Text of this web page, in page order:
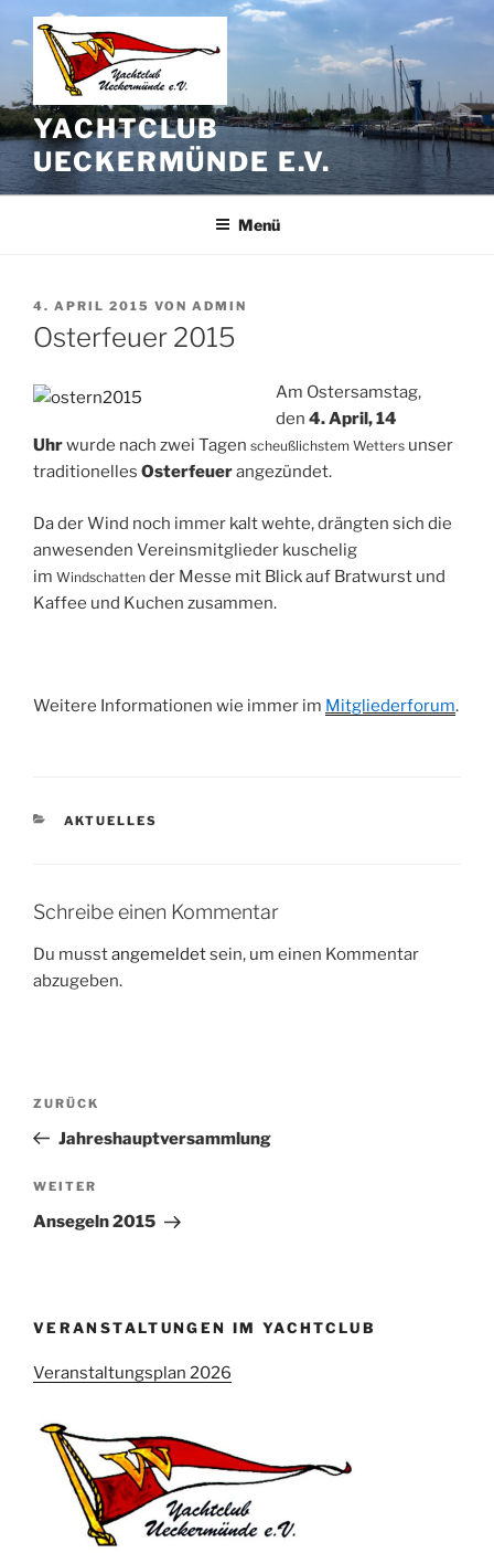
Zum
Inhalt
springen
YACHTCLUB
UECKERMÜNDE E.V.
Menü
VERÖFFENTLICHT
AM
4. APRIL 2015 VON ADMIN
Osterfeuer 2015
Am Ostersamstag,
den 4. April, 14
Uhrwurde nach zwei Tagen scheußlichstem Wetters unser
traditionelles Osterfeuerangezündet.
Da der Wind noch immer kalt wehte, drängten sich die
anwesenden Vereinsmitglieder kuschelig
im Windschatten der Messe mit Blick auf Bratwurst und
Kaffee und Kuchen zusammen.
Weitere Informationen wie immer im Mitgliederforum.
KATEGORIEN
AKTUELLES
Schreibe einen Kommentar
Du musstangemeldetsein, um einen Kommentar
abzugeben.
Beitragsnavigation
Vorheriger
Beitrag
ZURÜCK
Jahreshauptversammlung
Nächster
Beitrag
WEITER
Ansegeln 2015
VERANSTALTUNGEN IM YACHTCLUB
Veranstaltungsplan 2026